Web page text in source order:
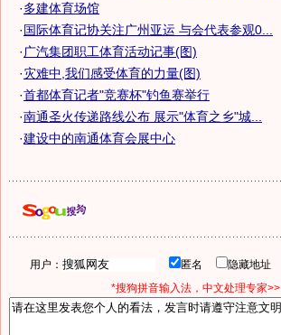
·多建体育场馆
·国际体育记协关注广州亚运 与会代表参观0...
· 广汽集团职工体育活动记事(图)
·灾难中,我们感受体育的力量(图)
·首都体育记者"竞赛杯"钓鱼赛举行
·南通圣火传递路线公布 展示"体育之乡"城...
·建设中的南通体育会展中心
用户： 匿名 隐藏地址
*搜狗拼音输入法，中文处理专家>>